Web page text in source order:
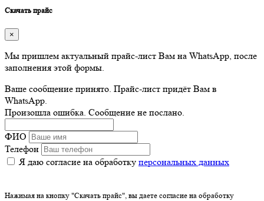
Скачать прайс
×
Мы пришлем актуальный прайс-лист Вам на WhatsApp, после
заполнения этой формы.
Ваше сообщение принято. Прайс-лист придёт Вам в
WhatsApp.
Произошла ошибка. Сообщение не послано.
ФИО
Телефон
Я даю согласие на обработку персональных данных
Нажимая на кнопку "Скачать прайс", вы даете согласие на обработку